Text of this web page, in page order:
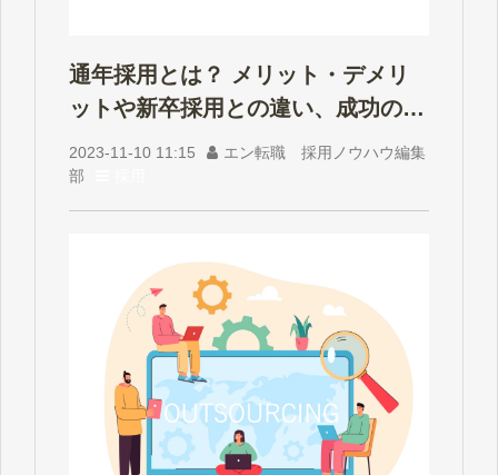
通年採用とは？ メリット・デメリ
ットや新卒採用との違い、成功のポ
イント
2023-11-10 11:15
エン転職 採用ノウハウ編集
部